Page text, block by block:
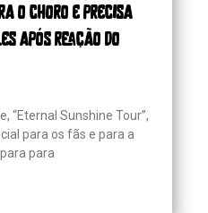
o choro e precisa
após reação do
“Eternal Sunshine Tour”,
para os fãs e para a
para